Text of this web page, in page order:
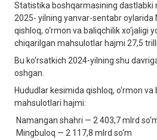
Statistika boshqarmasining dastlabki
2025- yilning yanvar-sentabr oylarida
qishloq, o‘rmon va baliqchilik xo‘jaligi
chiqarilgan mahsulotlar hajmi 27,5
Bu ko‘rsatkich 2024-yilning shu
oshgan.
Hududlar kesimida qishloq, o‘rmon va
mahsulotlari hajmi:
Namangan shahri — 2 403,7 mlrd
Mingbuloq — 2 117,8 mlrd so‘m